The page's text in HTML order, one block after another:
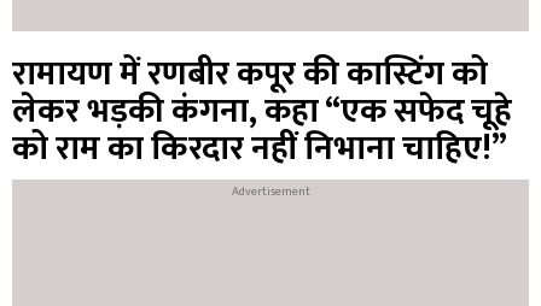
रामायण में रणबीर कपूर की कास्टिंग को
लेकर भड़की कंगना, कहा “एक सफेद चूहे
को राम का किरदार नहीं निभाना चाहिए!”